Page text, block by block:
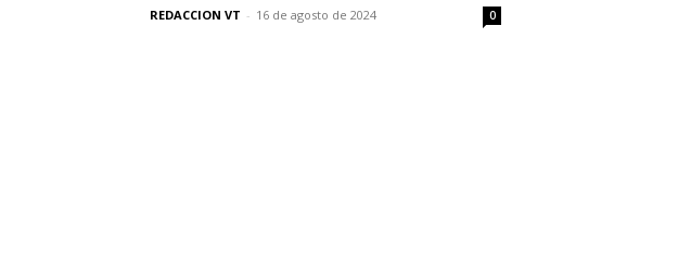
REDACCION VT - 16 de agosto de 2024 0